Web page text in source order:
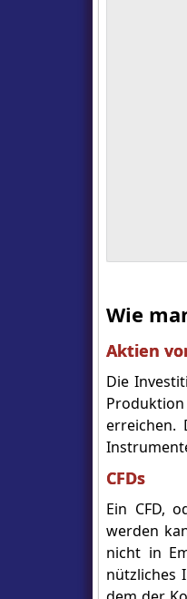
Wie
Aktien
Die
erreichen.
CFDs
Ein CFD,
werden
nicht in
nützliches